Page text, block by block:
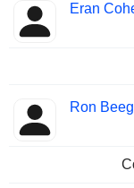
Eran
Ron